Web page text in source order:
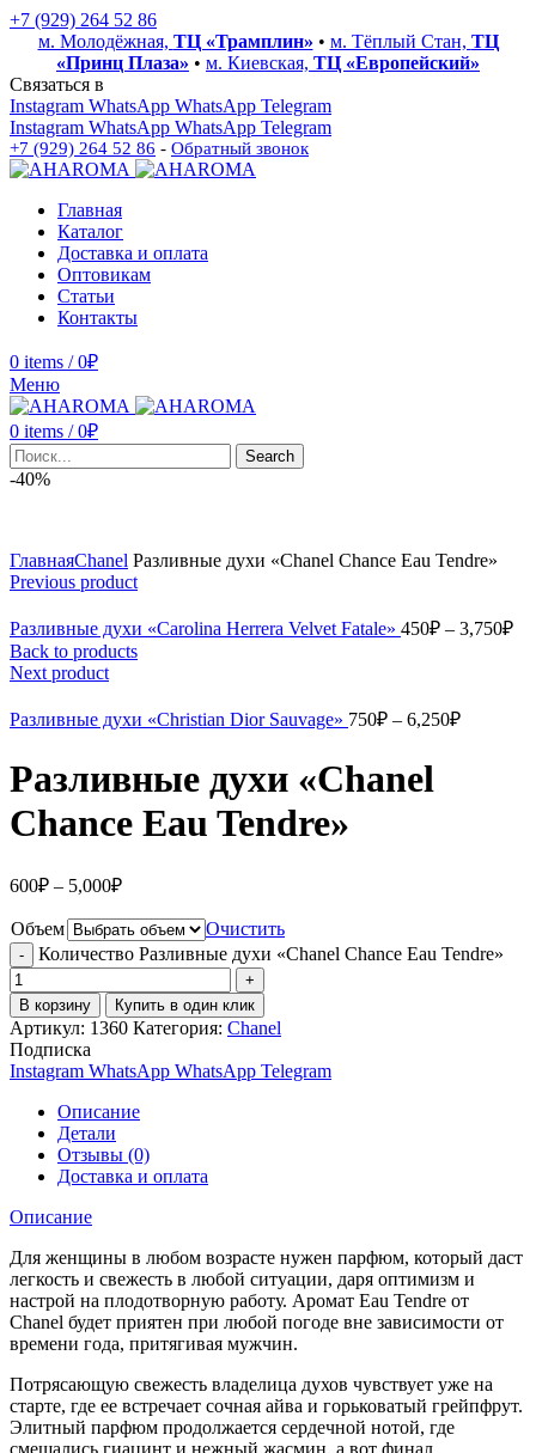
+7 (929) 264 52 86
м. Молодёжная, ТЦ «Трамплин» • м. Тёплый Стан, ТЦ
«Принц Плаза» • м. Киевская, ТЦ «Европейский»
Связаться в
Instagram WhatsApp WhatsApp Telegram
Instagram WhatsApp WhatsApp Telegram
+7 (929) 264 52 86 - Обратный звонок
Главная
Каталог
Доставка и оплата
Оптовикам
Статьи
Контакты
0 items / 0₽
Меню
0 items / 0₽
Search
-40%
ГлавнаяChanel Разливные духи «Chanel Chance Eau Tendre»
Previous product
Разливные духи «Carolina Herrera Velvet Fatale» 450₽ – 3,750₽
Back to products
Next product
Разливные духи «Christian Dior Sauvage» 750₽ – 6,250₽
Разливные духи «Chanel
Chance Eau Tendre»
600₽ – 5,000₽
Объем
Очистить
Количество Разливные духи «Chanel Chance Eau Tendre»
В корзину Купить в один клик
Артикул: 1360 Категория: Chanel
Подписка
Instagram WhatsApp WhatsApp Telegram
Описание
Детали
Отзывы (0)
Доставка и оплата
Описание
Для женщины в любом возрасте нужен парфюм, который даст
легкость и свежесть в любой ситуации, даря оптимизм и
настрой на плодотворную работу. Аромат Eau Tendre от
Chanel будет приятен при любой погоде вне зависимости от
времени года, притягивая мужчин.
Потрясающую свежесть владелица духов чувствует уже на
старте, где ее встречает сочная айва и горьковатый грейпфрут.
Элитный парфюм продолжается сердечной нотой, где
смешались гиацинт и нежный жасмин, а вот финал